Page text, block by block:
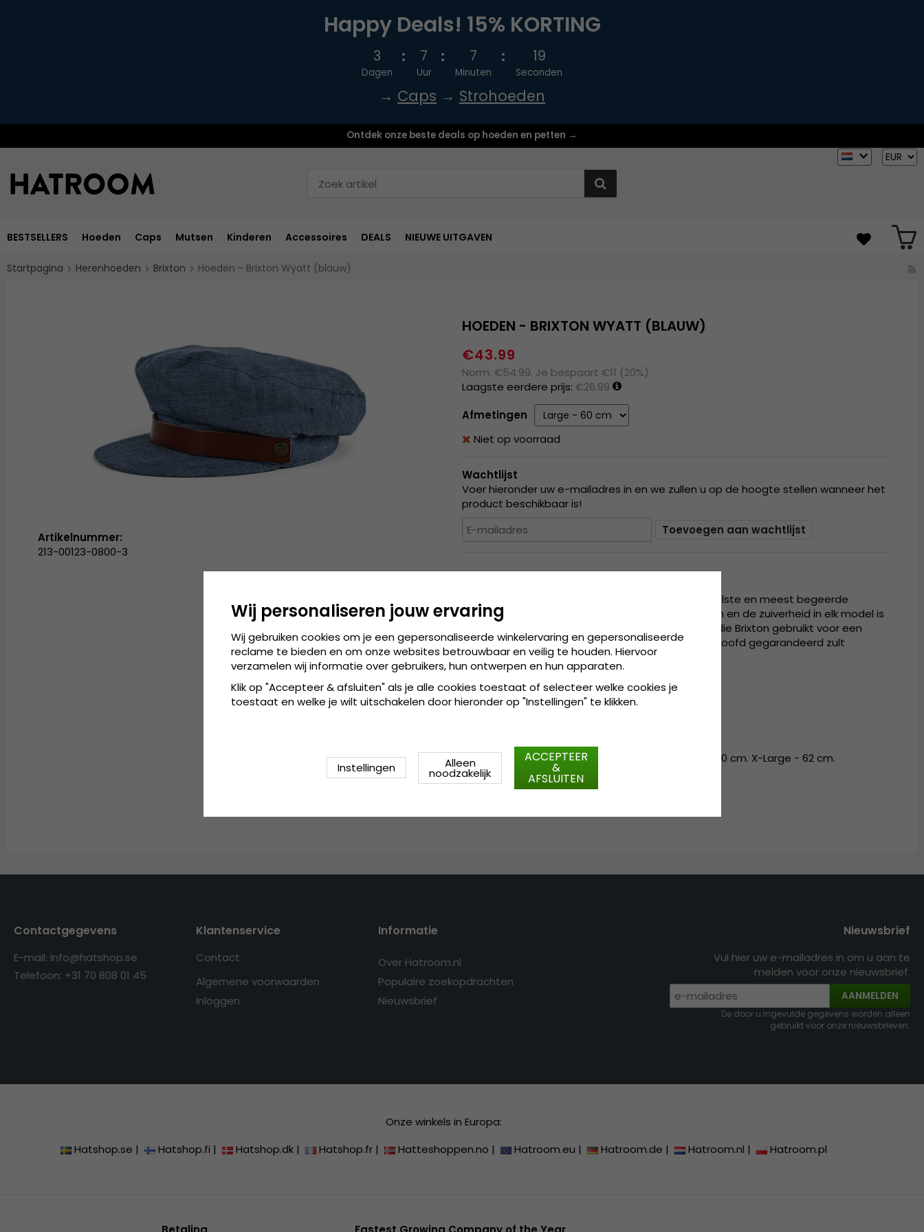
Happy Deals! 15% KORTING
3
Dagen
7
Uur
7
Minuten
19
Seconden
→ Caps → Strohoeden
Ontdek onze beste deals op hoeden en petten →
BESTSELLERS Hoeden Caps Mutsen Kinderen Accessoires DEALS NIEUWE UITGAVEN
Startpagina Herenhoeden Brixton Hoeden - Brixton Wyatt (blauw)
HOEDEN - BRIXTON WYATT (BLAUW)
€43.99
Norm. €54.99. Je bespaart €11 (20%)
Laagste eerdere prijs: €26.99
Afmetingen
Niet op voorraad
Wachtlijst
Voer hieronder uw e-mailadres in en we zullen u op de hoogte stellen wanneer het
product beschikbaar is!
Toevoegen aan wachtlijst
Brixton is het jonge bedrijf dat snel een van de coolste en meest begeerde
hoeden merken ter wereld is geworden. Het design en de zuiverheid in elk model is
onmogelijk te kopiëren. En de unieke klassieke stijl die Brixton gebruikt voor een
hoed zorgt ervoor dat je je met een Brixton op je hoofd gegarandeerd zult
onderscheiden van de massa.
Gemaakt van:55% linnen en45
Maattabel Small - 56 cm. Medium - 58 cm. Large - 60 cm. X-Large - 62 cm.
Artikelnummer:
213-00123-0800-3
Contactgegevens
E-mail: info@hatshop.se
Telefoon: +31 70 808 01 45
Klantenservice
Contact
Algemene voorwaarden
Inloggen
Informatie
Over Hatroom.nl
Populaire zoekopdrachten
Nieuwsbrief
Nieuwsbrief
Vul hier uw e-mailadres in om u aan te
melden voor onze nieuwsbrief.
AANMELDEN
De door u ingevulde gegevens worden alleen
gebruikt voor onze nieuwsbrieven.
Onze winkels in Europa:
Hatshop.se | Hatshop.fi | Hatshop.dk | Hatshop.fr | Hatteshoppen.no | Hatroom.eu | Hatroom.de | Hatroom.nl | Hatroom.pl
Wij personaliseren jouw ervaring
Wij gebruiken cookies om je een gepersonaliseerde winkelervaring en gepersonaliseerde
reclame te bieden en om onze websites betrouwbaar en veilig te houden. Hiervoor
verzamelen wij informatie over gebruikers, hun ontwerpen en hun apparaten.
Klik op "Accepteer & afsluiten" als je alle cookies toestaat of selecteer welke cookies je
toestaat en welke je wilt uitschakelen door hieronder op "Instellingen" te klikken.
Instellingen Alleen
noodzakelijk
ACCEPTEER
&
AFSLUITEN